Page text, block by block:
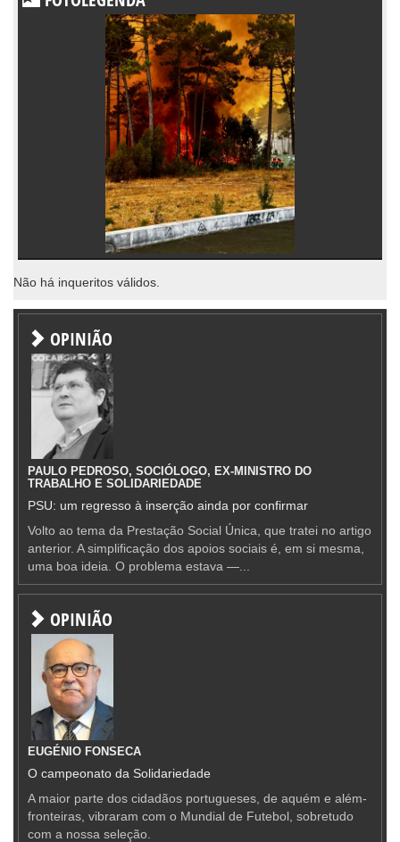
Não há inqueritos válidos.
OPINIÃO
PAULO PEDROSO, SOCIÓLOGO, EX-MINISTRO DO
TRABALHO E SOLIDARIEDADE
PSU: um regresso à inserção ainda por confirmar
Volto ao tema da Prestação Social Única, que tratei no artigo
anterior. A simplificação dos apoios sociais é, em si mesma,
uma boa ideia. O problema estava —...
OPINIÃO
EUGÉNIO FONSECA
O campeonato da Solidariedade
A maior parte dos cidadãos portugueses, de aquém e além-
fronteiras, vibraram com o Mundial de Futebol, sobretudo
com a nossa seleção.